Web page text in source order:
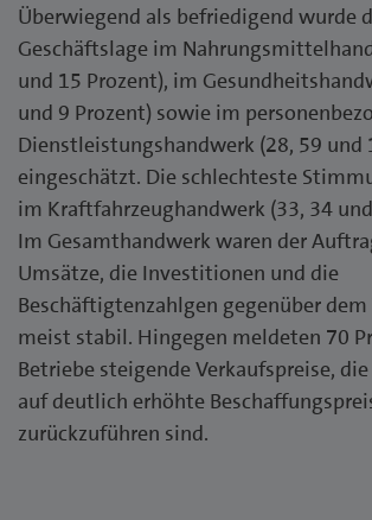
Überwiegend als befriedigend wurde
Geschäftslage im
und 15 Prozent), im
und 9 Prozent) sowie im
Dienstleistungshandwerk (28, 59 und
eingeschätzt. Die schlechteste
im Kraftfahrzeughandwerk (33, 34
Im Gesamthandwerk waren der
Umsätze, die Investitionen und die
Beschäftigtenzahlgen gegenüber
meist stabil. Hingegen meldeten 70
Betriebe steigende Verkaufspreise,
auf deutlich erhöhte
zurückzuführen sind.